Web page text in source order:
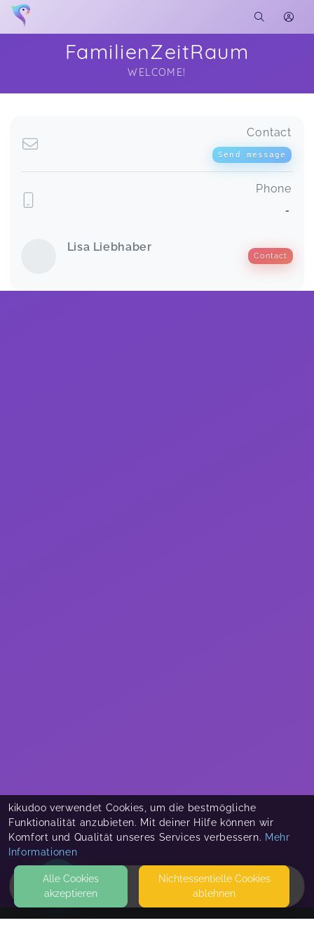
HOME
FamilienZeitRaum
WELCOME!
Contact
Send message
Phone
-
Lisa Liebhaber
Contact
kikudoo verwendet Cookies, um die bestmögliche
Funktionalität anzubieten. Mit deiner Hilfe können wir
Komfort und Qualität unseres Services verbessern. Mehr
Informationen
Alle Cookies
akzeptieren
Nicht­essentielle Cookies
ablehnen